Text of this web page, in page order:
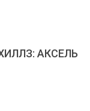
АКСЕЛЬ